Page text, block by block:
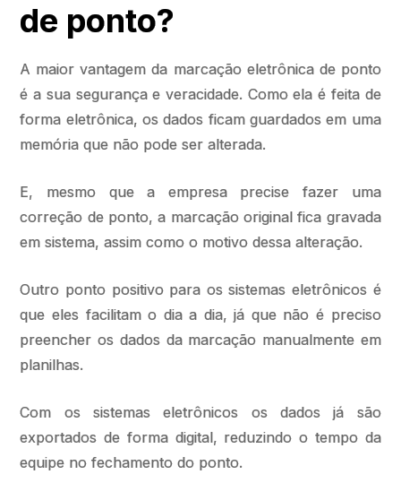
de ponto?
A maior vantagem da marcação eletrônica de ponto
é a sua segurança e veracidade. Como ela é feita de
forma eletrônica, os dados ficam guardados em uma
memória que não pode ser alterada.
E, mesmo que a empresa precise fazer uma
correção de ponto, a marcação original fica gravada
em sistema, assim como o motivo dessa alteração.
Outro ponto positivo para os sistemas eletrônicos é
que eles facilitam o dia a dia, já que não é preciso
preencher os dados da marcação manualmente em
planilhas.
Com os sistemas eletrônicos os dados já são
exportados de forma digital, reduzindo o tempo da
equipe no fechamento do ponto.